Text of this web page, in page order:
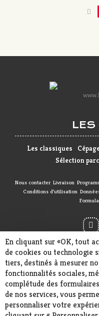
LES
Les classiques
Sélection
Nous contacter Livraison
Conditions d’utilisation
INTERDICTION DE
ALCOOLIQUES AUX
La preuve de majorité
de la vente en ligne
En cliquant sur «OK, tout
de cookies ou technologie
tiers, destinés à mesurer
fonctionnalités sociales,
complétude des
de nos services, vous
personnaliser votre